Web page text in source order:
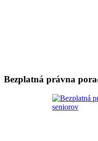
Bezplatná právna